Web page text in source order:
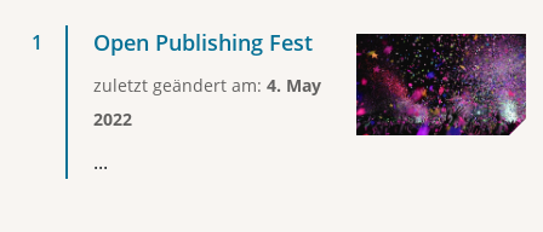
Open Publishing Fest
zuletzt geändert am: 4. May
2022
...